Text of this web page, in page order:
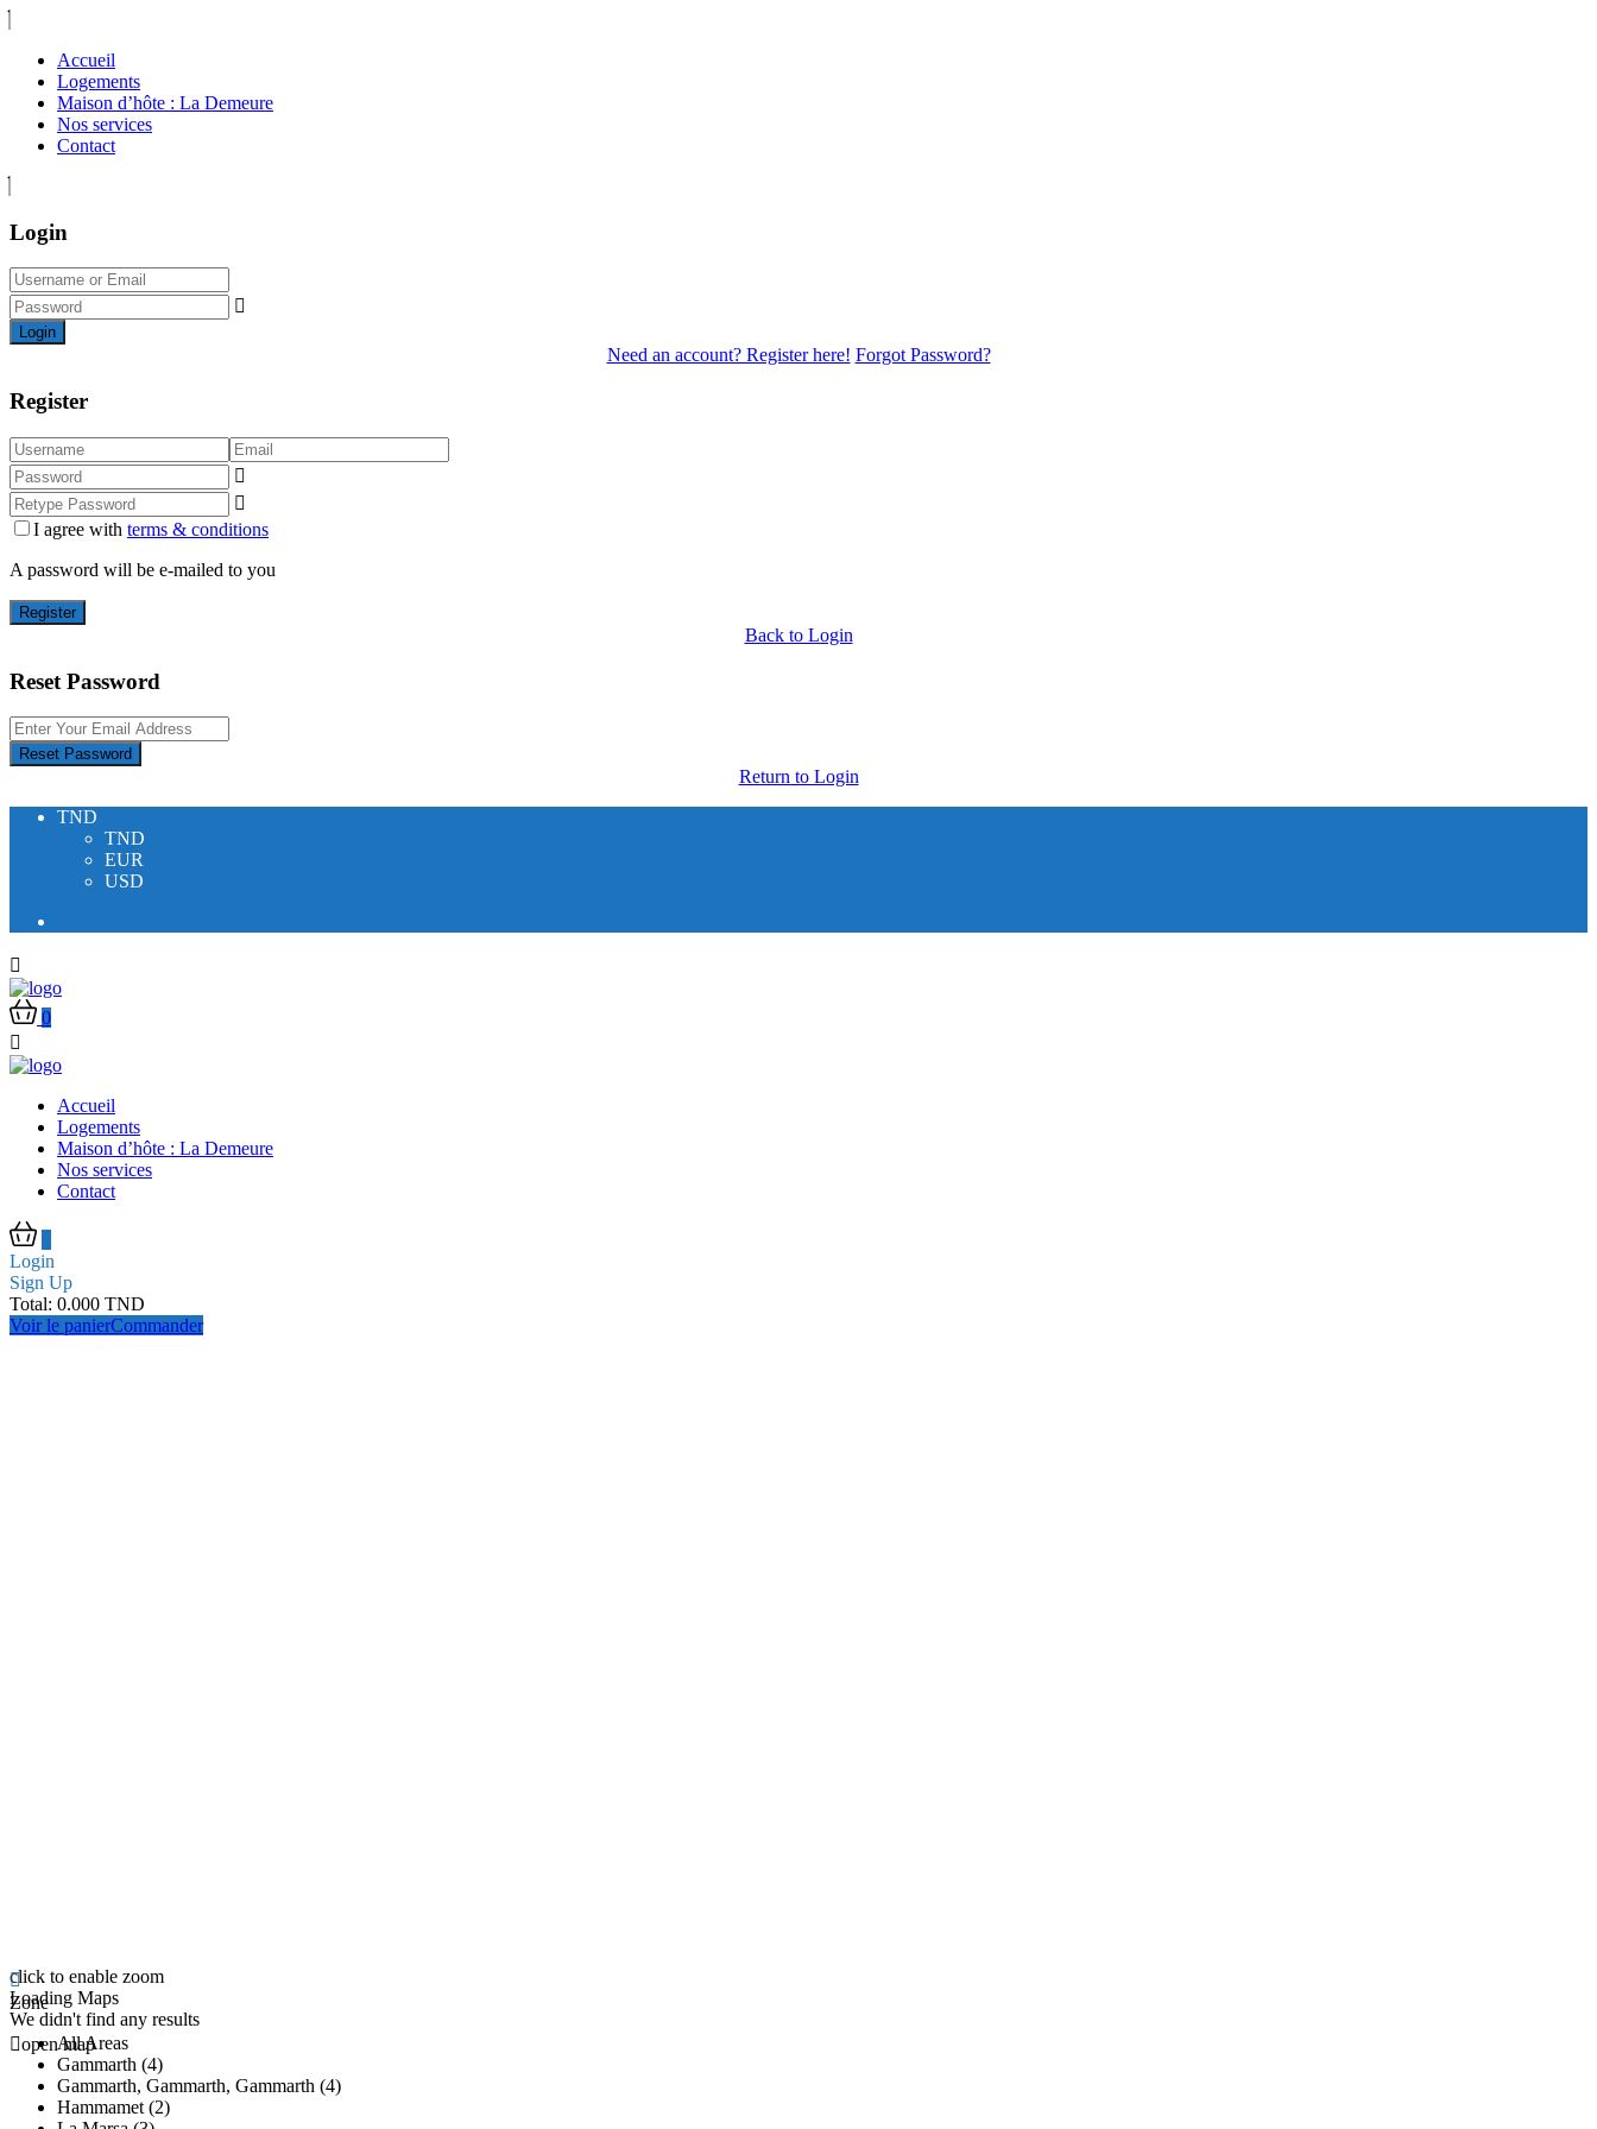
Accueil
Logements
Maison d’hôte : La Demeure
Nos services
Contact
Login
Login
Need an account? Register here! Forgot Password?
Register
I agree with terms & conditions
A password will be e-mailed to you
Register
Back to Login
Reset Password
Reset Password
Return to Login
TND
TND
EUR
USD
0
Accueil
Logements
Maison d’hôte : La Demeure
Nos services
Contact
Login
Sign Up
Total: 0.000 TND
Voir le panierCommander
click to enable zoom
Loading Maps
We didn't find any results
open map
Zone
All Areas
Gammarth (4)
Gammarth, Gammarth, Gammarth (4)
Hammamet (2)